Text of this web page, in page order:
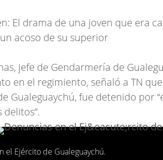
El drama de una joven que era
acoso de su superior
jefe de Gendarmería de
en el regimiento, señaló a TN
Gualeguaychú, fue detenido por
el Ejército de Gualeguaychú.